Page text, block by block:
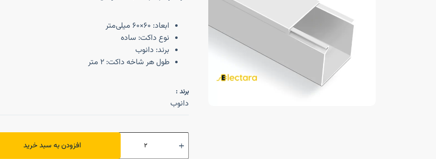
ابعاد: 60×60 میلی‌متر
نوع داکت: ساده
برند: دانوب
طول هر شاخه داکت: 2 متر
برند :
دانوب
افزودن به سبد خرید